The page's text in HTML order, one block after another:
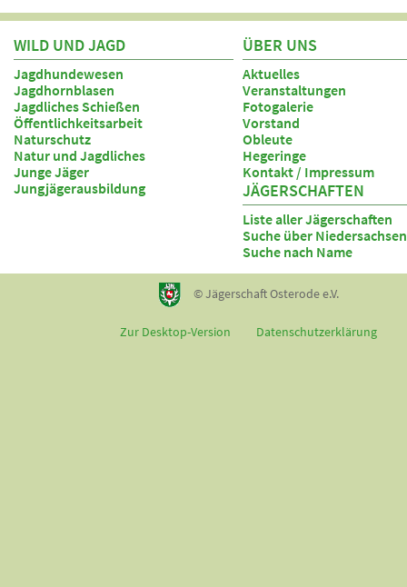
WILD UND JAGD
Jagdhundewesen
Jagdhornblasen
Jagdliches Schießen
Öffentlichkeitsarbeit
Naturschutz
Natur und Jagdliches
Junge Jäger
Jungjägerausbildung
ÜBER UNS
Aktuelles
Veranstaltungen
Fotogalerie
Vorstand
Obleute
Hegeringe
Kontakt / Impressum
JÄGERSCHAFTEN
Liste aller Jägerschaften
Suche über
Suche nach Name
© Jägerschaft Osterode e.V.
Zur Desktop-Version Datenschutzerklärung